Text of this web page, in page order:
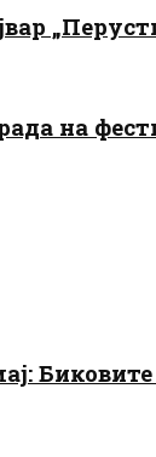
на